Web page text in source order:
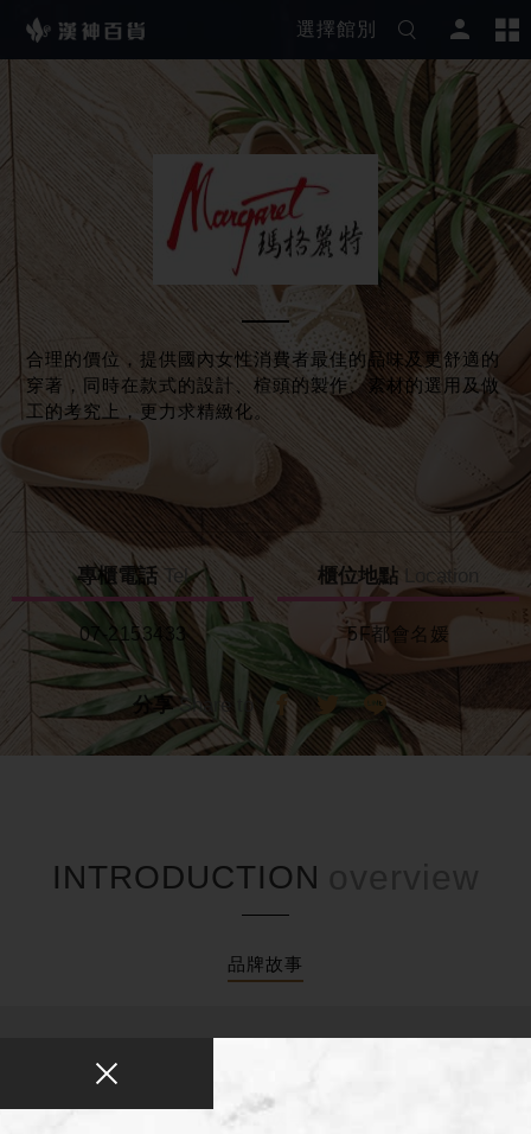
選擇館別
合理的價位，提供國內女性消費者最佳的品味及更舒適的
穿著，同時在款式的設計、楦頭的製作、素材的選用及做
工的考究上，更力求精緻化。
專櫃電話 Tel
07-2153433
櫃位地點 Location
5F都會名媛
分享 Share to
INTRODUCTION
品牌故事
品牌故事